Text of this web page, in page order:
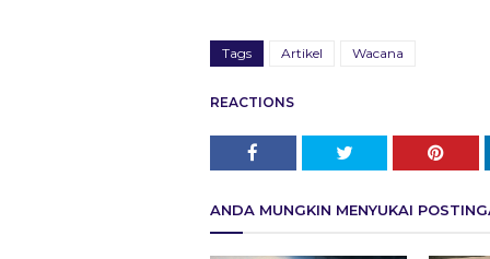
Tags Artikel Wacana
REACTIONS
ANDA MUNGKIN MENYUKAI